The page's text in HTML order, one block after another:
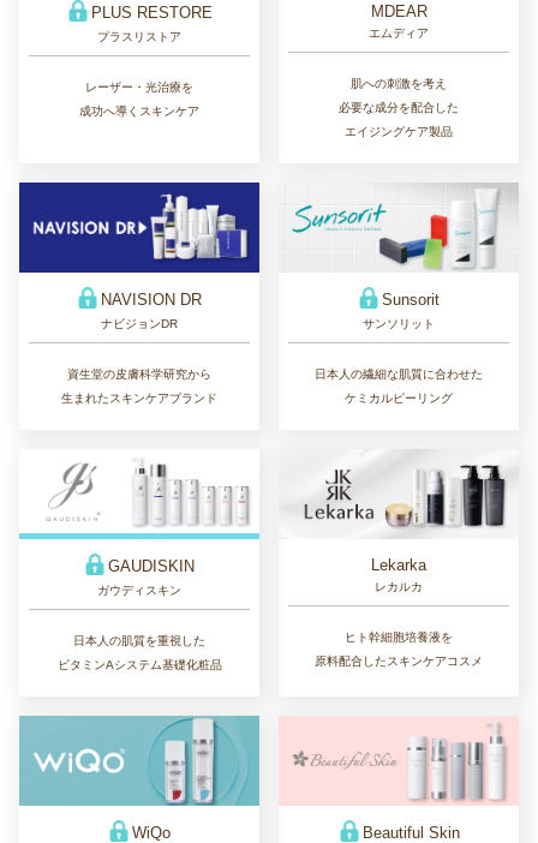
PLUS RESTORE
プラスリストア
レーザー・光治療を
成功へ導くスキンケア
MDEAR
エムディア
肌への刺激を考え
必要な成分を配合した
エイジングケア製品
NAVISION DR
ナビジョンDR
資生堂の皮膚科学研究から
生まれたスキンケアブランド
Sunsorit
サンソリット
日本人の繊細な肌質に合わせた
ケミカルピーリング
GAUDISKIN
ガウディスキン
日本人の肌質を重視した
ビタミンAシステム基礎化粧品
Lekarka
レカルカ
ヒト幹細胞培養液を
原料配合したスキンケアコスメ
WiQo Beautiful Skin